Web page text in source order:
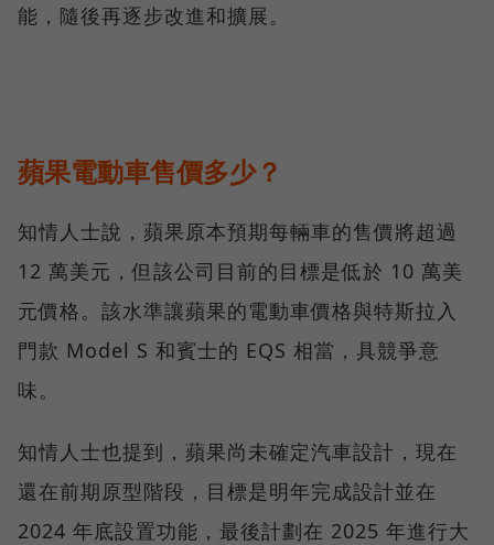
能，隨後再逐步改進和擴展。
蘋果電動車售價多少？
知情人士說，蘋果原本預期每輛車的售價將超過
12 萬美元，但該公司目前的目標是低於 10 萬美
元價格。該水準讓蘋果的電動車價格與特斯拉入
門款 Model S 和賓士的 EQS 相當，具競爭意
味。
知情人士也提到，蘋果尚未確定汽車設計，現在
還在前期原型階段，目標是明年完成設計並在
2024 年底設置功能，最後計劃在 2025 年進行大